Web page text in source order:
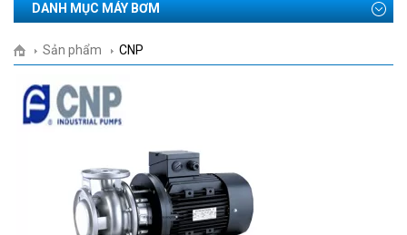
DANH MỤC MÁY BƠM
Sản phẩm CNP